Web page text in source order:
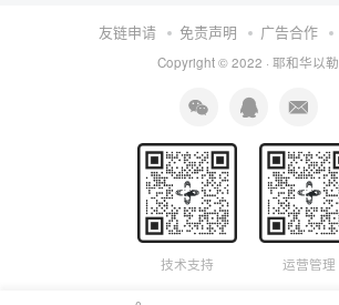
友链申请 免责声明 广告合作
Copyright © 2022 · 耶和华以勒
技术支持 运营管理